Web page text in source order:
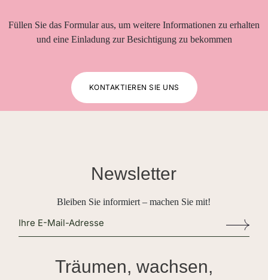
Füllen Sie das Formular aus, um weitere Informationen zu erhalten
und eine Einladung zur Besichtigung zu bekommen
KONTAKTIEREN SIE UNS
Newsletter
Bleiben Sie informiert – machen Sie mit!
Träumen, wachsen,